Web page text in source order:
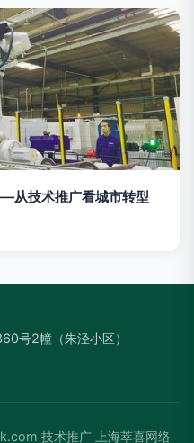
从技术推广看城市转型
号2幢（朱泾小区）
技术推广 上海萃喜网络